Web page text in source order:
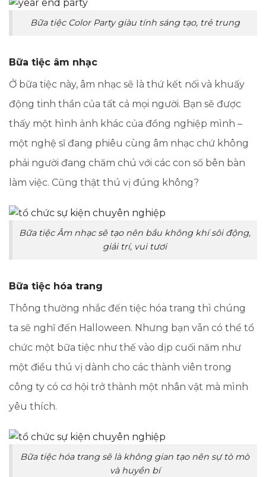
Bữa tiệc Color Party giàu tính sáng tạo, trẻ trung
Bữa tiệc âm nhạc
Ở bữa tiệc này, âm nhạc sẽ là thứ kết nối và khuấy
động tinh thần của tất cả mọi người. Bạn sẽ được
thấy một hình ảnh khác của đồng nghiệp mình –
một nghệ sĩ đang phiêu cùng âm nhạc chứ không
phải người đang chăm chú với các con số bên bàn
làm việc. Cũng thật thú vị đúng không?
Bữa tiệc Âm nhạc sẽ tạo nên bầu không khí sôi động,
giải trí, vui tươi
Bữa tiệc hóa trang
Thông thường nhắc đến tiệc hóa trang thì chúng
ta sẽ nghĩ đến Halloween. Nhưng bạn vẫn có thể tổ
chức một bữa tiệc như thế vào dịp cuối năm như
một điều thú vị dành cho các thành viên trong
công ty có cơ hội trở thành một nhân vật mà mình
yêu thích.
Bữa tiệc hóa trang sẽ là không gian tạo nên sự tò mò
và huyền bí